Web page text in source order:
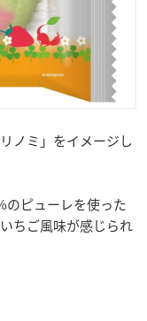
ノミ」をイメージし
のピューレを使った
ちご風味が感じられ